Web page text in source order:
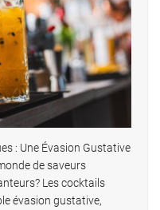
: Une Évasion Gustative
de saveurs
Les cocktails
évasion gustative,